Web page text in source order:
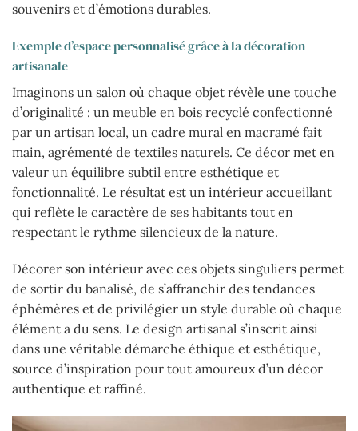
souvenirs et d’émotions durables.
Exemple d’espace personnalisé grâce à la décoration
artisanale
Imaginons un salon où chaque objet révèle une touche
d’originalité : un meuble en bois recyclé confectionné
par un artisan local, un cadre mural en macramé fait
main, agrémenté de textiles naturels. Ce décor met en
valeur un équilibre subtil entre esthétique et
fonctionnalité. Le résultat est un intérieur accueillant
qui reflète le caractère de ses habitants tout en
respectant le rythme silencieux de la nature.
Décorer son intérieur avec ces objets singuliers permet
de sortir du banalisé, de s’affranchir des tendances
éphémères et de privilégier un style durable où chaque
élément a du sens. Le design artisanal s’inscrit ainsi
dans une véritable démarche éthique et esthétique,
source d’inspiration pour tout amoureux d’un décor
authentique et raffiné.